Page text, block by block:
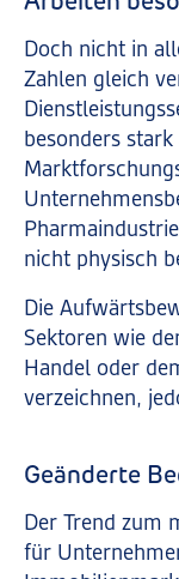
Doch nicht in
Zahlen gleich
besonders
nicht physisch
Die
Sektoren wie
Handel oder
verzeichnen,
Geänderte
Der Trend zum
für